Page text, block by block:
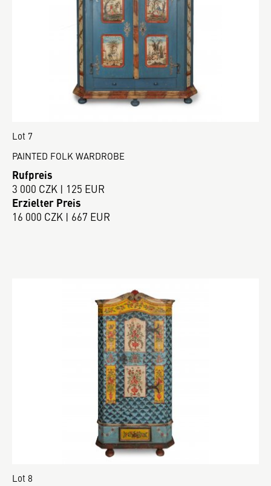
Lot 7
PAINTED FOLK WARDROBE
Rufpreis
3 000 CZK | 125 EUR
Erzielter Preis
16 000 CZK | 667 EUR
Lot 8